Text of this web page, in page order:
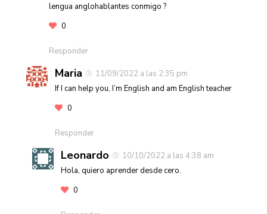
lengua anglohablantes conmigo ?
0
Responder
Maria
11/09/2022 a las 2:35 pm
If I can help you, I’m English and am English teacher
0
Responder
Leonardo
10/10/2022 a las 4:38 am
Hola, quiero aprender desde cero.
0